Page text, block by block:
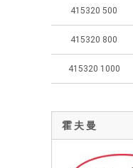
415320 500
415320 800
415320 1000
霍 夫 曼